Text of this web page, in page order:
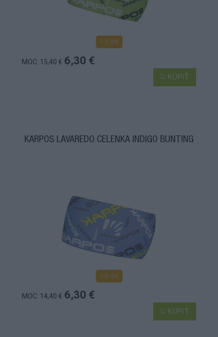
1-3 dní
MOC: 15,40 € 6,30 €
KÚPIŤ
KARPOS LAVAREDO ČELENKA INDIGO BUNTING
1-3 dní
MOC: 14,40 € 6,30 €
KÚPIŤ